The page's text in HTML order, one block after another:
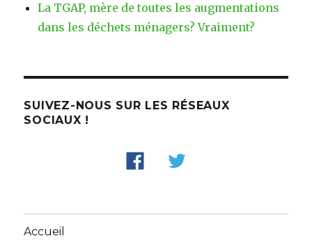
La TGAP, mère de toutes les augmentations
dans les déchets ménagers? Vraiment?
SUIVEZ-NOUS SUR LES RÉSEAUX
SOCIAUX !
Accueil